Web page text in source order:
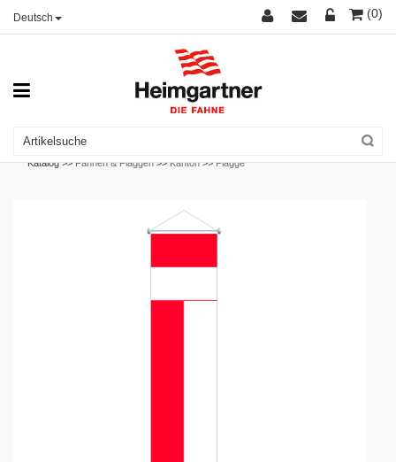
Deutsch (0)
Katalog >>Fahnen & Flaggen >>Kanton >>Flagge